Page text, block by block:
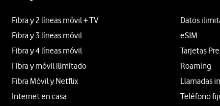
Fibra y 2 líneas móvil + TV
Fibra y 3 líneas móvil
Fibra y 4 líneas móvil
Fibra y móvil ilimitado
Fibra Móvil y Netflix
Internet en casa
Datos
eSIM
Tarjetas
Roaming
Llamadas
Teléfono